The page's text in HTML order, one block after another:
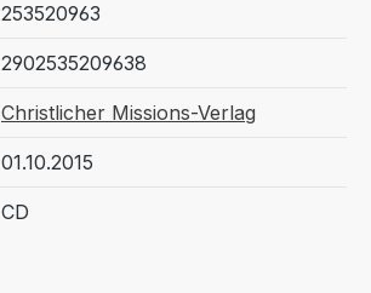
253520963
2902535209638
Christlicher Missions-Verlag
01.10.2015
CD